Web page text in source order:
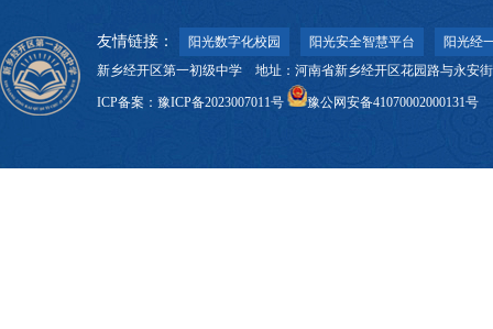
友情链接： 阳光数字化校园 阳光安全智慧平台
阳光经
新乡经开区第一初级中学 地址：河南省新乡经开区花园路与永安
ICP备案： 豫ICP备2023007011号 豫公网安备41070002000131号